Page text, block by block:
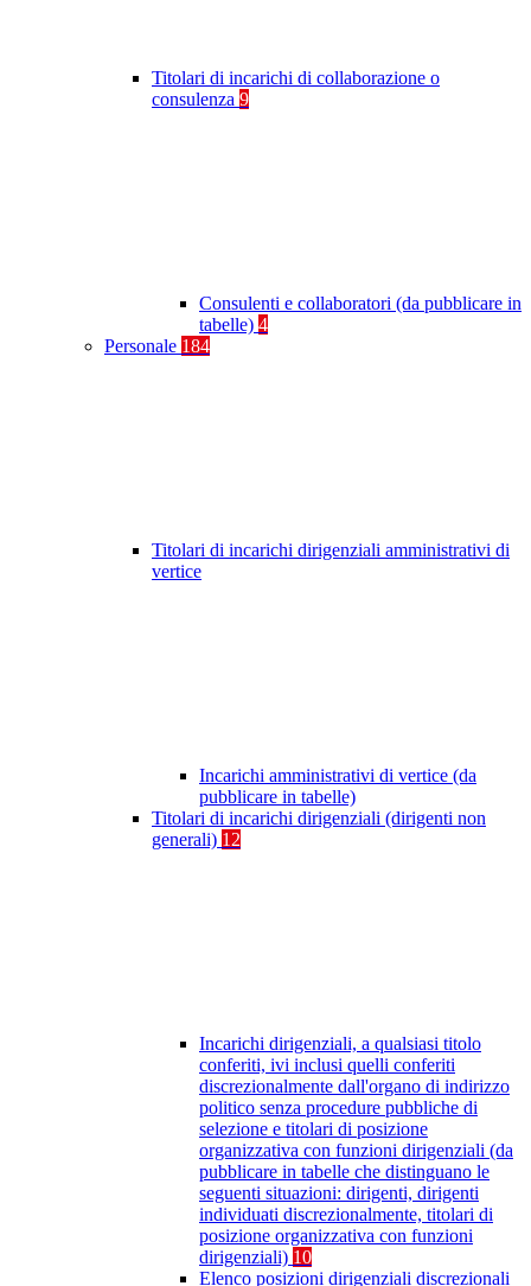
Titolari di incarichi di collaborazione o
consulenza 9
Consulenti e collaboratori (da pubblicare in
tabelle) 4
Personale 184
Titolari di incarichi dirigenziali amministrativi di
vertice
Incarichi amministrativi di vertice (da
pubblicare in tabelle)
Titolari di incarichi dirigenziali (dirigenti non
generali) 12
Incarichi dirigenziali, a qualsiasi titolo
conferiti, ivi inclusi quelli conferiti
discrezionalmente dall'organo di indirizzo
politico senza procedure pubbliche di
selezione e titolari di posizione
organizzativa con funzioni dirigenziali (da
pubblicare in tabelle che distinguano le
seguenti situazioni: dirigenti, dirigenti
individuati discrezionalmente, titolari di
posizione organizzativa con funzioni
dirigenziali) 10
Elenco posizioni dirigenziali discrezionali